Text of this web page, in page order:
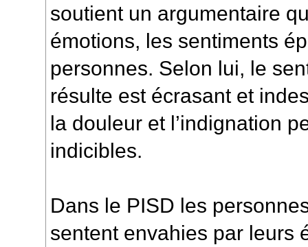
soutient un argumentaire
émotions, les sentiments
personnes. Selon lui, le
résulte est écrasant et
la douleur et l’indignation
indicibles.
Dans le PISD les
sentent envahies par leurs